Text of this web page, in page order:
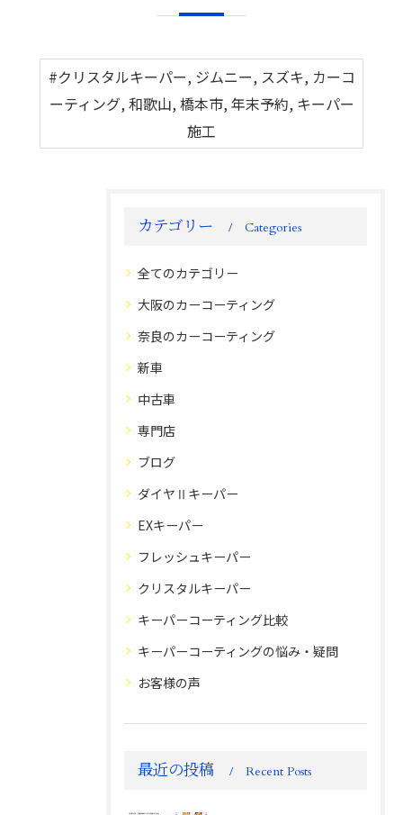
#クリスタルキーパー, ジムニー, スズキ, カーコ
ーティング, 和歌山, 橋本市, 年末予約, キーパー
施工
カテゴリー Categories
全てのカテゴリー
大阪のカーコーティング
奈良のカーコーティング
新車
中古車
専門店
ブログ
ダイヤⅡキーパー
EXキーパー
フレッシュキーパー
クリスタルキーパー
キーパーコーティング比較
キーパーコーティングの悩み・疑問
お客様の声
最近の投稿 Recent Posts